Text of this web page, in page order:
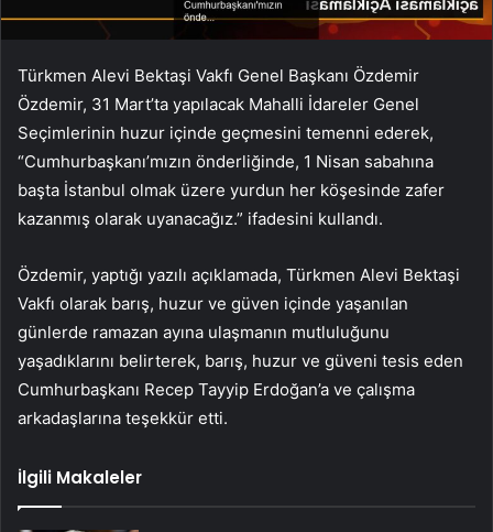
Türkmen Alevi Bektaşi Vakfı Genel Başkanı Özdemir
Özdemir, 31 Mart’ta yapılacak Mahalli İdareler Genel
Seçimlerinin huzur içinde geçmesini temenni ederek,
“Cumhurbaşkanı’mızın önderliğinde, 1 Nisan sabahına
başta İstanbul olmak üzere yurdun her köşesinde zafer
kazanmış olarak uyanacağız.” ifadesini kullandı.
Özdemir, yaptığı yazılı açıklamada, Türkmen Alevi Bektaşi
Vakfı olarak barış, huzur ve güven içinde yaşanılan
günlerde ramazan ayına ulaşmanın mutluluğunu
yaşadıklarını belirterek, barış, huzur ve güveni tesis eden
Cumhurbaşkanı Recep Tayyip Erdoğan’a ve çalışma
arkadaşlarına teşekkür etti.
İlgili Makaleler